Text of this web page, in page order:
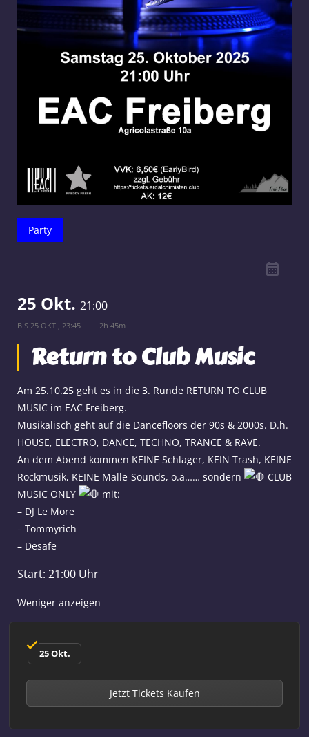
Party
25 Okt. 21:00
BIS 25 OKT., 23:45 2h 45m
Return to Club Music
Am 25.10.25 geht es in die 3. Runde RETURN TO CLUB
MUSIC im EAC Freiberg.
Musikalisch geht auf die Dancefloors der 90s & 2000s. D.h.
HOUSE, ELECTRO, DANCE, TECHNO, TRANCE & RAVE.
An dem Abend kommen KEINE Schlager, KEIN Trash, KEINE
Rockmusik, KEINE Malle-Sounds, o.ä…… sondern
CLUB
MUSIC ONLY
mit:
– DJ Le More
– Tommyrich
– Desafe
Start: 21:00 Uhr
Weniger anzeigen
25 Okt.
Jetzt Tickets Kaufen